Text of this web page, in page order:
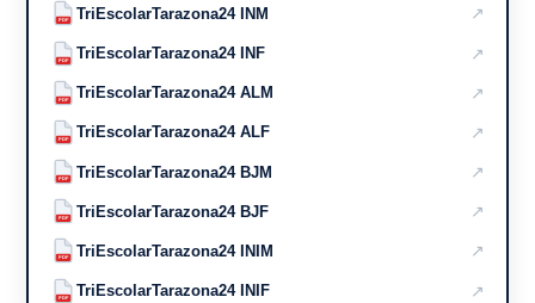
PDF TriEscolarTarazona24 INM ↗
PDF TriEscolarTarazona24 INF ↗
PDF TriEscolarTarazona24 ALM ↗
PDF TriEscolarTarazona24 ALF ↗
PDF TriEscolarTarazona24 BJM ↗
PDF TriEscolarTarazona24 BJF ↗
PDF TriEscolarTarazona24 INIM ↗
PDF TriEscolarTarazona24 INIF ↗